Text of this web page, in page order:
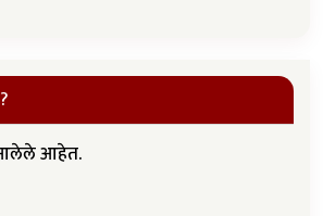
आहेत.